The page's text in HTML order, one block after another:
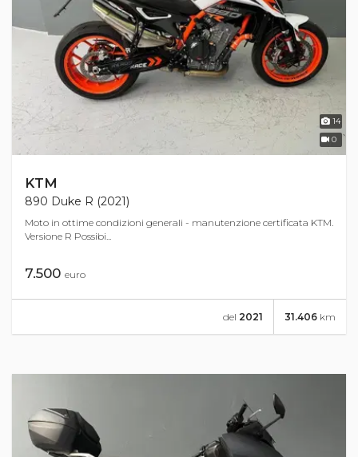
14
0
KTM
890 Duke R (2021)
Moto in ottime condizioni generali - manutenzione certificata KTM.
Versione R Possibi...
7.500 euro
31.406 km
del 2021